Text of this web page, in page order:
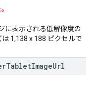
に表示される低解像度の
1,138 x 188 ピクセルで
TabletImageUrl